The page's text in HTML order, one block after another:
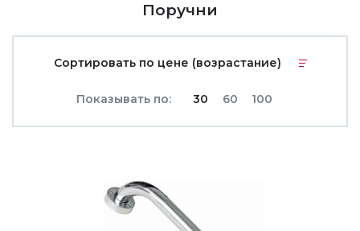
Поручни
Сортировать по цене (возрастание)
Показывать по: 30 60 100